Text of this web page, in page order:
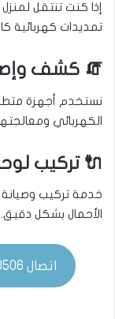
إذا كنت تنتقل
تمديدات كهربائية
🧯 كشف
نستخدم أجهزة
الكهربائي
🔌 تركيب
خدمة تركيب وصيانة
الأحمال بشكل دقيق.
اتصال 99080506 📞